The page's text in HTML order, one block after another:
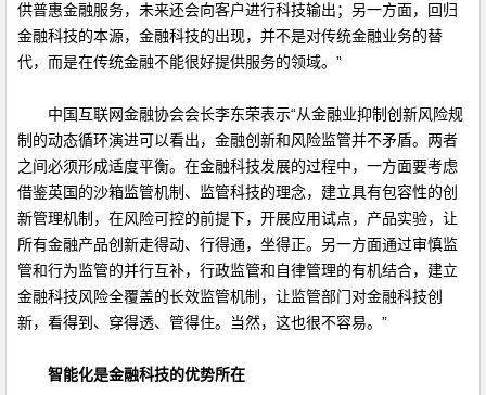
供普惠金融服务，未来还会向客户进行科技输出；另一方面，回归
金融科技的本源，金融科技的出现，并不是对传统金融业务的替
代，而是在传统金融不能很好提供服务的领域。 ”
中国互联网金融协会会长李东荣表示“从金融业抑制创新风险规
制的动态循环演进可以看出，金融创新和风险监管并不矛盾。两者
之间必须形成适度平衡。在金融科技发展的过程中，一方面要考虑
借鉴英国的沙箱监管机制、监管科技的理念，建立具有包容性的创
新管理机制，在风险可控的前提下，开展应用试点，产品实验，让
所有金融产品创新走得动、行得通，坐得正。另一方面通过审慎监
管和行为监管的并行互补，行政监管和自律管理的有机结合，建立
金融科技风险全覆盖的长效监管机制，让监管部门对金融科技创
新，看得到、穿得透、管得住。当然，这也很不容易。”
智能化是金融科技的优势所在